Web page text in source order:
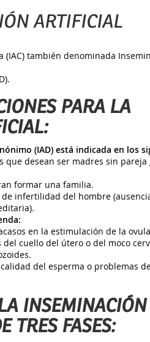
ARTIFICIAL
(IAC) también denominada
PARA LA
(IAD) está indicada en los
que desean ser madres sin pareja
formar una familia.
infertilidad del hombre
en la estimulación de la
cuello del útero o del moco
del esperma o problemas
INSEMINACIÓN
TRES FASES: